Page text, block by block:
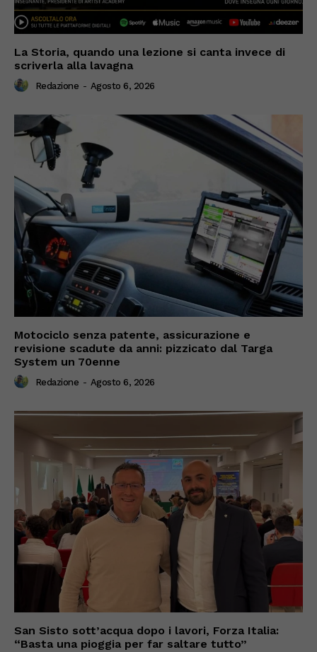
La Storia, quando una lezione si canta invece di
scriverla alla lavagna
Redazione - Agosto 6, 2026
Motociclo senza patente, assicurazione e
revisione scadute da anni: pizzicato dal Targa
System un 70enne
Redazione - Agosto 6, 2026
San Sisto sott’acqua dopo i lavori, Forza Italia:
“Basta una pioggia per far saltare tutto”